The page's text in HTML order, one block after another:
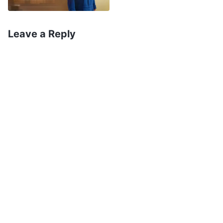
imenso amor de Deus que eu, um ser criado,
Eu preferia morrer a ceder a Satanás, e jamais
Leave a Reply